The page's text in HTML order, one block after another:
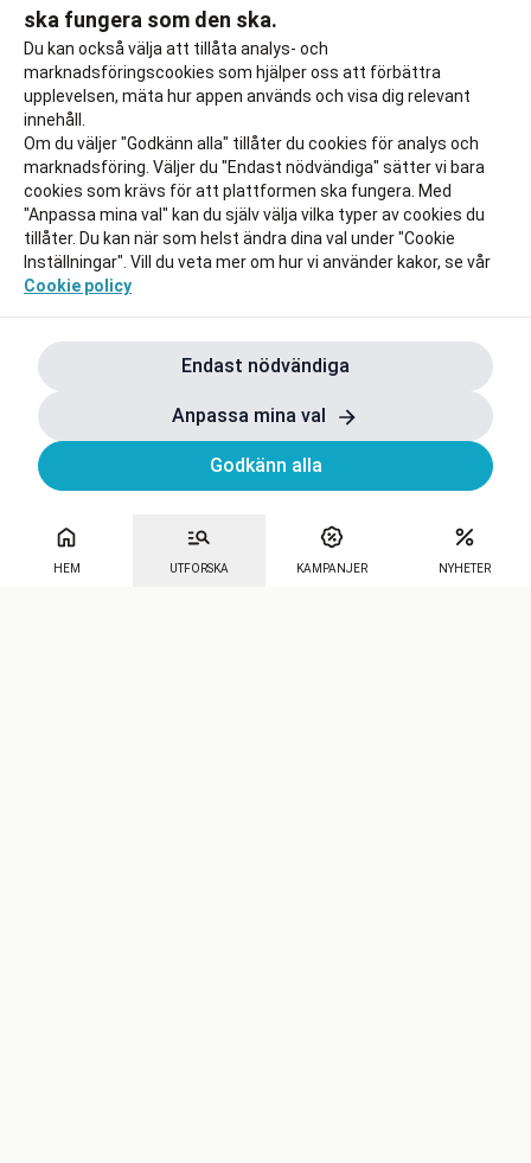
HEM UTFORSKA KAMPANJER NYHETER
Till rabatten
ska fungera som den ska.
Du kan också välja att tillåta analys- och
marknadsföringscookies som hjälper oss att förbättra
upplevelsen, mäta hur appen används och visa dig relevant
innehåll.
Om du väljer "Godkänn alla" tillåter du cookies för analys och
marknadsföring. Väljer du "Endast nödvändiga" sätter vi bara
cookies som krävs för att plattformen ska fungera. Med
"Anpassa mina val" kan du själv välja vilka typer av cookies du
tillåter. Du kan när som helst ändra dina val under "Cookie
Inställningar". Vill du veta mer om hur vi använder kakor, se vår
Cookie policy
Endast nödvändiga
Anpassa mina val
Godkänn alla